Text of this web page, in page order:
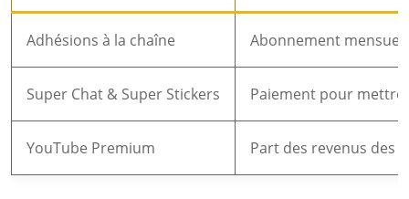
Adhésions à la chaîne Abonnement mensuel
Super Chat & Super Stickers Paiement pour mettre
YouTube Premium Part des revenus des